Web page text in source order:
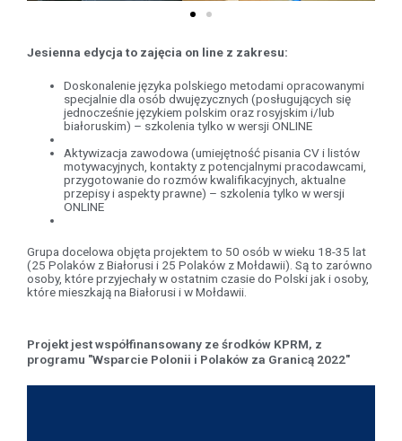
Jesienna edycja to zajęcia on line z zakresu:
Doskonalenie języka polskiego metodami opracowanymi
specjalnie dla osób dwujęzycznych (posługujących się
jednocześnie językiem polskim oraz rosyjskim i/lub
białoruskim) – szkolenia tylko w wersji ONLINE
Aktywizacja zawodowa (umiejętność pisania CV i listów
motywacyjnych, kontakty z potencjalnymi pracodawcami,
przygotowanie do rozmów kwalifikacyjnych, aktualne
przepisy i aspekty prawne) – szkolenia tylko w wersji
ONLINE
Grupa docelowa objęta projektem to 50 osób w wieku 18-35 lat
(25 Polaków z Białorusi i 25 Polaków z Mołdawii). Są to zarówno
osoby, które przyjechały w ostatnim czasie do Polski jak i osoby,
które mieszkają na Białorusi i w Mołdawii.
Projekt jest współfinansowany ze środków KPRM, z
programu "Wsparcie Polonii i Polaków za Granicą 2022"